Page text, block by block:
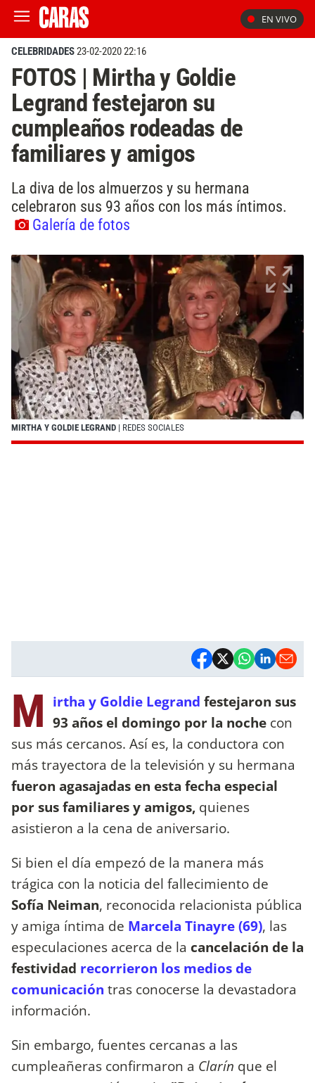
EN VIVO
CELEBRIDADES23-02-2020 22:16
FOTOS | Mirtha y Goldie
Legrand festejaron su
cumpleaños rodeadas de
familiares y amigos
La diva de los almuerzos y su hermana
celebraron sus 93 años con los más íntimos.
Galería de fotos
MIRTHA Y GOLDIE LEGRAND | REDES SOCIALES
M irtha y Goldie Legrand festejaron sus
93 años el domingo por la noche con
sus más cercanos. Así es, la conductora con
más trayectora de la televisión y su hermana
fueron agasajadas en esta fecha especial
por sus familiares y amigos, quienes
asistieron a la cena de aniversario.
Si bien el día empezó de la manera más
trágica con la noticia del fallecimiento de
Sofía Neiman, reconocida relacionista pública
y amiga íntima de Marcela Tinayre (69), las
especulaciones acerca de la cancelación de la
festividad recorrieron los medios de
comunicación tras conocerse la devastadora
información.
Sin embargo, fuentes cercanas a las
cumpleañeras confirmaron a Clarín que el